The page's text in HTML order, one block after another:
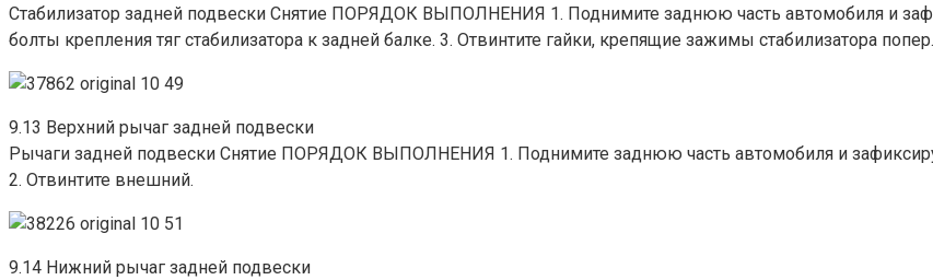
Стабилизатор задней подвески Снятие ПОРЯДОК ВЫПОЛНЕНИЯ 1. Поднимите заднюю часть автомобиля и
болты крепления тяг стабилизатора к задней балке. 3. Отвинтите гайки, крепящие зажимы стабилизатора попер.
9.13 Верхний рычаг задней подвески
Рычаги задней подвески Снятие ПОРЯДОК ВЫПОЛНЕНИЯ 1. Поднимите заднюю часть автомобиля и
2. Отвинтите внешний.
9.14 Нижний рычаг задней подвески